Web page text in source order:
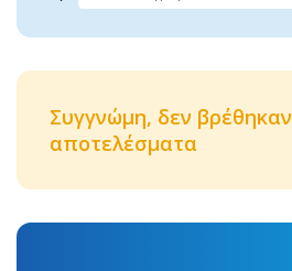
Συγγνώμη, δεν βρέθηκαν
αποτελέσματα